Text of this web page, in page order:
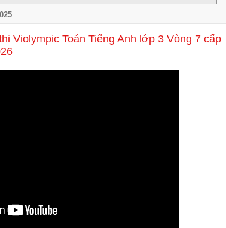
Violympic Toán Tiếng Anh lớp 3 Vòng 7 cấp